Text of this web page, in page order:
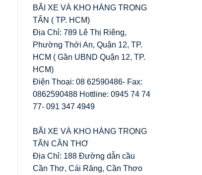
BÃI XE VÀ KHO HÀNG TRỌNG
TẤN ( TP. HCM)
Địa Chỉ: 789 Lê Thị Riêng,
Phường Thới An, Quận 12, TP.
HCM ( Gần UBND Quận 12, TP.
HCM)
Điện Thoại: 08 62590486- Fax:
0862590488 Hottline: 0945 74 74
77- 091 347 4949
BÃI XE VÀ KHO HÀNG TRỌNG
TẤN CẦN THƠ
Địa Chỉ: 188 Đường dẫn cầu
Cần Thơ, Cái Răng, Cần Thơo